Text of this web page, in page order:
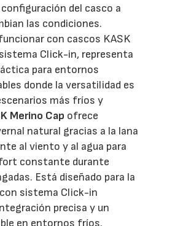
del casco a
las condiciones.
con cascos KASK
Click-in, representa
para entornos
donde la versatilidad es
más fríos y
Merino Cap ofrece
natural gracias a la lana
al viento y al agua para
constante durante
Está diseñado para la
sistema Click-in
precisa y un
en entornos fríos.